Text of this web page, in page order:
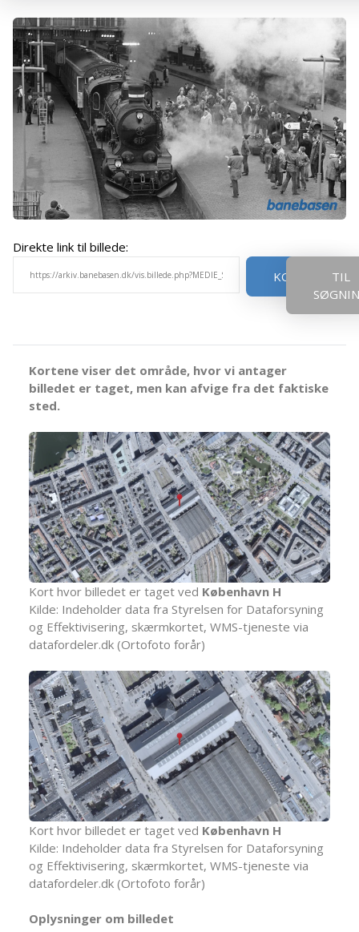
Direkte link til billede:
KOPIER
TIL
Kortene viser det område, hvor vi antager
billedet er taget, men kan afvige fra det faktiske
sted.
Kort hvor billedet er taget ved København H
Kilde: Indeholder data fra Styrelsen for Dataforsyning
og Effektivisering, skærmkortet, WMS-tjeneste via
datafordeler.dk (Ortofoto forår)
Kort hvor billedet er taget ved København H
Kilde: Indeholder data fra Styrelsen for Dataforsyning
og Effektivisering, skærmkortet, WMS-tjeneste via
datafordeler.dk (Ortofoto forår)
Oplysninger om billedet